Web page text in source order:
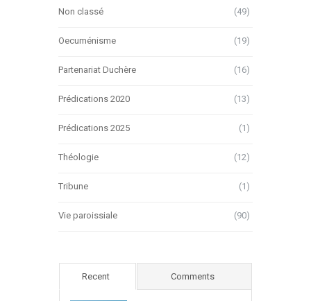
Non classé (49)
Oecuménisme (19)
Partenariat Duchère (16)
Prédications 2020 (13)
Prédications 2025 (1)
Théologie (12)
Tribune (1)
Vie paroissiale (90)
Recent Comments